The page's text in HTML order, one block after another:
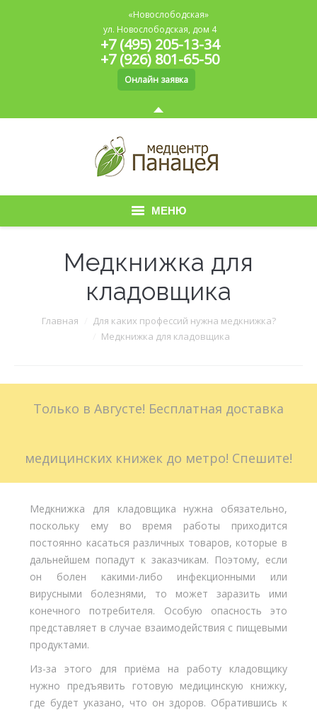
«Новослободская»
ул. Новослободская, дом 4
+7 (495) 205-13-34
+7 (926) 801-65-50
Онлайн заявка
МЕНЮ
Больничные листы
Доставка
Медкнижка для
кладовщика
Вы здесь:Главная
Для каких профессий нужна медкнижка?
Медкнижка для кладовщика
Только в Августе! Бесплатная доставка
медицинских книжек до метро! Спешите!
Медкнижка для кладовщика нужна обязательно,
поскольку ему во время работы приходится
постоянно касаться различных товаров, которые в
дальнейшем попадут к заказчикам. Поэтому, если
он болен какими-либо инфекционными или
вирусными болезнями, то может заразить ими
конечного потребителя. Особую опасность это
представляет в случае взаимодействия с пищевыми
продуктами.
Из-за этого для приёма на работу кладовщику
нужно предъявить готовую медицинскую книжку,
где будет указано, что он здоров. Обратившись к